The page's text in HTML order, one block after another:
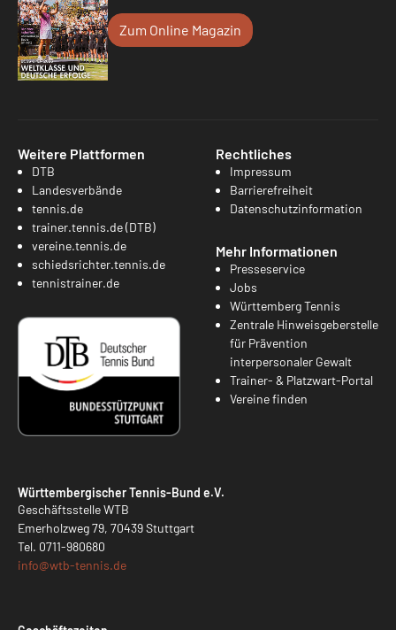
Zum Online Magazin
Weitere Plattformen
DTB
Landesverbände
tennis.de
trainer.tennis.de (DTB)
vereine.tennis.de
schiedsrichter.tennis.de
tennistrainer.de
Rechtliches
Impressum
Barrierefreiheit
Datenschutzinformation
Mehr Informationen
Presseservice
Jobs
Württemberg Tennis
Zentrale Hinweisgeberstelle
für Prävention
interpersonaler Gewalt
Trainer- & Platzwart-Portal
Vereine finden
Württembergischer Tennis-Bund e.V.
Geschäftsstelle WTB
Emerholzweg 79, 70439 Stuttgart
Tel. 0711-980680
info@wtb-tennis.de